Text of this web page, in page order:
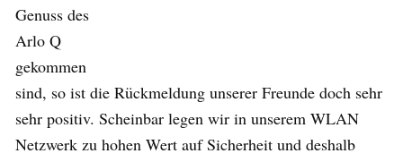
Genuss des
Arlo Q
gekommen
sind, so ist die Rückmeldung unserer Freunde doch sehr
sehr positiv. Scheinbar legen wir in unserem WLAN
Netzwerk zu hohen Wert auf Sicherheit und deshalb